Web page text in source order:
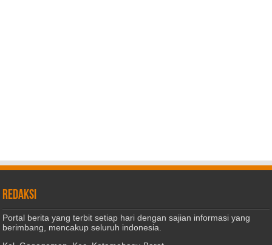
REDAKSI
Portal berita yang terbit setiap hari dengan sajian informasi yang
berimbang, mencakup seluruh indonesia.